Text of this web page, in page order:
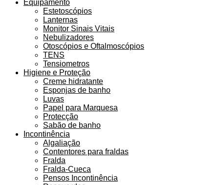
Equipamento
Estetoscópios
Lanternas
Monitor Sinais Vitais
Nebulizadores
Otoscópios e Oftalmoscópios
TENS
Tensiometros
Higiene e Proteção
Creme hidratante
Esponjas de banho
Luvas
Papel para Marquesa
Protecção
Sabão de banho
Incontinência
Algaliação
Contentores para fraldas
Fralda
Fralda-Cueca
Pensos Incontinência